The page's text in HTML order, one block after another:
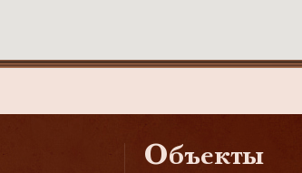
Объекты